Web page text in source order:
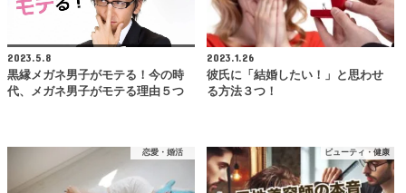
2023.5.8
黒縁メガネ男子がモテる！今の時
代、メガネ男子がモテる理由５つ
2023.1.26
彼氏に「結婚したい！」と思わせ
る方法３つ！
恋愛・婚活 ビューティ・健康